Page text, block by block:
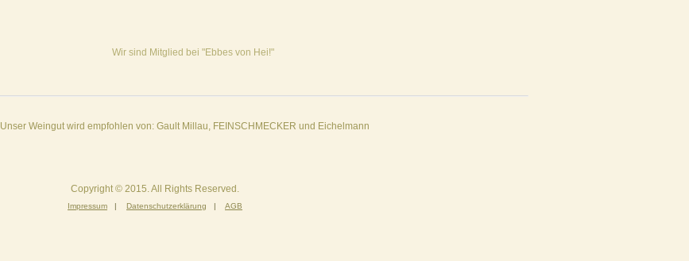
Wir sind Mitglied bei "Ebbes von Hei!"
Unser Weingut wird empfohlen von: Gault Millau, FEINSCHMECKER und Eichelmann
Copyright © 2015. All Rights Reserved.
Impressum | Datenschutzerklärung | AGB